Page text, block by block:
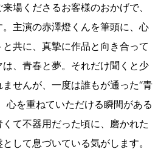
場くださるお客様のおかげで、
主演の赤澤燈くんを筆頭に、心
共に、真摯に作品と向き合って
、青春と夢。それだけ聞くと少
せんが、一度は誰もが通った“青
心を重ねていただける瞬間がある
て不器用だった頃に、磨かれた
して息づいている気がします。